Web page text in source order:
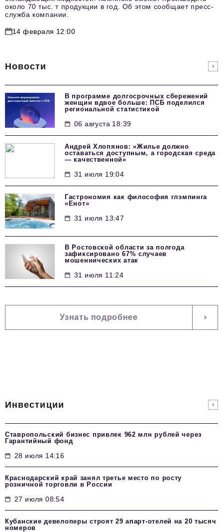
около 70 тыс. т продукции в год. Об этом сообщает пресс-
служба компании.
14 февраля 12:00
Новости
В программе долгосрочных сбережений
женщин вдвое больше: ПСБ поделился
региональной статистикой
06 августа 18:39
Андрей Хлопянов: «Жилье должно
оставаться доступным, а городская среда
— качественной»
31 июля 19:04
Гастрономия как философия глэмпинга
«Енот»
31 июля 13:47
В Ростовской области за полгода
зафиксировано 67% случаев
мошеннических атак
31 июля 11:24
Узнать подробнее
Инвестиции
Ставропольский бизнес привлек 962 млн рублей через
Гарантийный фонд
28 июля 14:16
Краснодарский край занял третье место по росту
розничной торговли в России
27 июля 08:54
Кубанские девелоперы строят 29 апарт-отелей на 20 тысяч
номеров